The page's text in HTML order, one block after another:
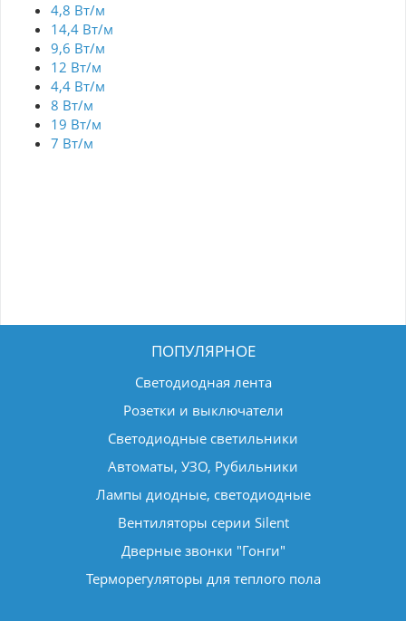
4,8 Вт/м
14,4 Вт/м
9,6 Вт/м
12 Вт/м
4,4 Вт/м
8 Вт/м
19 Вт/м
7 Вт/м
ПОПУЛЯРНОЕ
Светодиодная лента
Розетки и выключатели
Светодиодные светильники
Автоматы, УЗО, Рубильники
Лампы диодные, светодиодные
Вентиляторы серии Silent
Дверные звонки "Гонги"
Терморегуляторы для теплого пола